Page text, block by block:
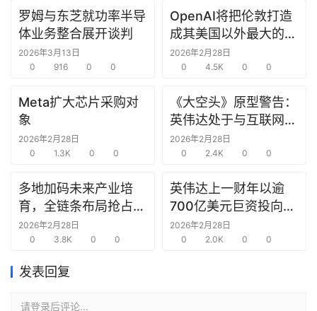
研
选
报
创
投
之
商
机
链
圈
罗姆与东芝就功率半导
体业务整合展开谈判
2026年3月13日
0
916 0 0
OpenAI将把伦敦打造
成其美国以外最大的研
究中心
2026年2月28日
0
4.5K 0 0
Meta扩大芯片采购对
象
2026年2月28日
0
1.3K 0 0
《大空头》原型警告：
英伟达处于与互联网泡
沫时期思科同样的“危
险境地”
2026年2月28日
0
2.4K 0 0
多地加码未来产业培
育，全链条布局抢占新
赛道先机
2026年2月28日
0
3.8K 0 0
英伟达上一财年以逾
700亿美元巨资投向合
作方，竭力巩固AI芯片
需求
2026年2月28日
0
2.0K 0 0
发表回复
请登录后评论...